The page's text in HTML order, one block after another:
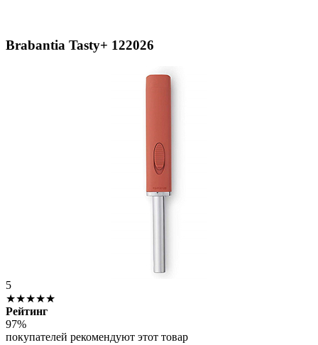
Brabantia Tasty+ 122026
5
★★★★★
Рейтинг
97%
покупателей рекомендуют этот товар